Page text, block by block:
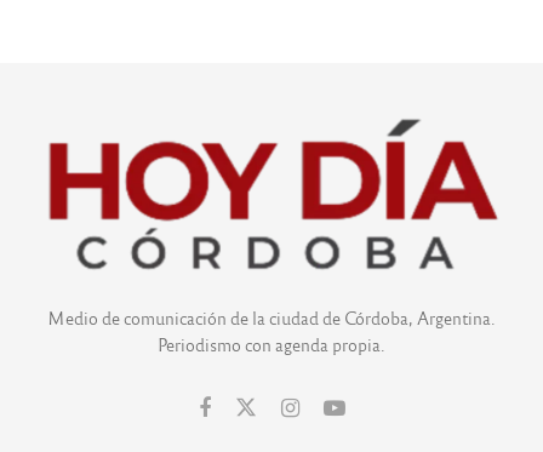
Medio de comunicación de la ciudad de Córdoba, Argentina.
Periodismo con agenda propia.